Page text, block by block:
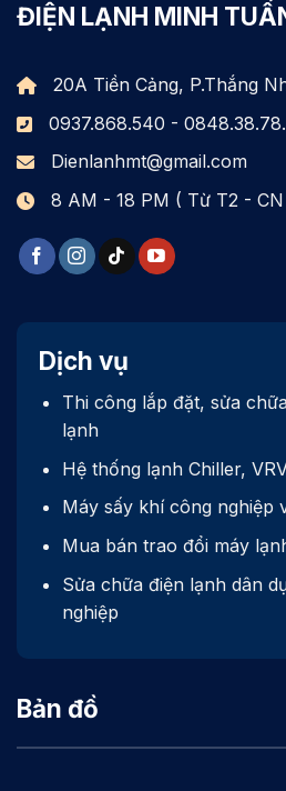
ĐIỆN LẠNH MINH
20A Tiền Cảng, P.Thắng
0937.868.540 -
Dienlanhmt@gmail.com
8 AM - 18 PM ( Từ T2 -
Dịch vụ
Thi công lắp đặt, sửa
lạnh
Hệ thống lạnh Chiller,
Máy sấy khí công nghiệp
Mua bán trao đổi máy
Sửa chữa điện lạnh dân
nghiệp
Bản đồ